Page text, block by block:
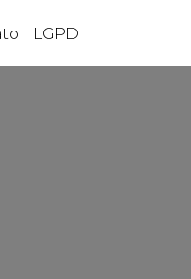
LGPD